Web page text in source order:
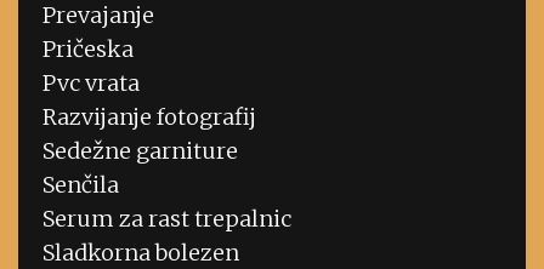
Prevajanje
Pričeska
Pvc vrata
Razvijanje fotografij
Sedežne garniture
Senčila
Serum za rast trepalnic
Sladkorna bolezen